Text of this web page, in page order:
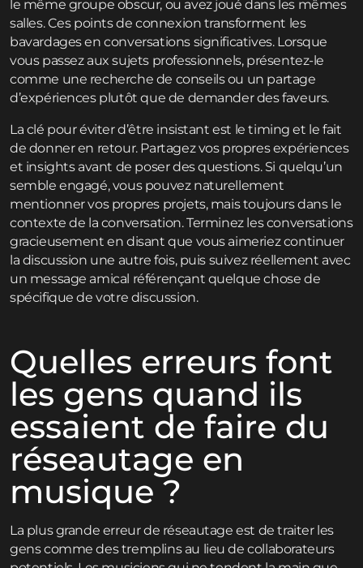
le même groupe obscur, ou avez joué dans les mêmes
salles. Ces points de connexion transforment les
bavardages en conversations significatives. Lorsque
vous passez aux sujets professionnels, présentez-le
comme une recherche de conseils ou un partage
d’expériences plutôt que de demander des faveurs.
La clé pour éviter d’être insistant est le timing et le fait
de donner en retour. Partagez vos propres expériences
et insights avant de poser des questions. Si quelqu’un
semble engagé, vous pouvez naturellement
mentionner vos propres projets, mais toujours dans le
contexte de la conversation. Terminez les conversations
gracieusement en disant que vous aimeriez continuer
la discussion une autre fois, puis suivez réellement avec
un message amical référençant quelque chose de
spécifique de votre discussion.
Quelles erreurs font
les gens quand ils
essaient de faire du
réseautage en
musique ?
La plus grande erreur de réseautage est de traiter les
gens comme des tremplins au lieu de collaborateurs